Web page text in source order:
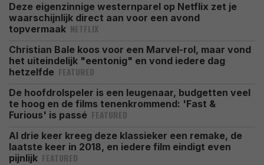
Deze eigenzinnige westernparel op Netflix zet je
waarschijnlijk direct aan voor een avond
topvermaak NETFLIX
Christian Bale koos voor een Marvel-rol, maar vond
het uiteindelijk "eentonig" en vond iedere dag
hetzelfde FEATURED
De hoofdrolspeler is een leugenaar, budgetten veel
te hoog en de films tenenkrommend: 'Fast &
Furious' is passé FEATURED
Al drie keer kreeg deze klassieker een remake, de
laatste keer in 2018, en iedere film eindigt even
pijnlijk FEATURED